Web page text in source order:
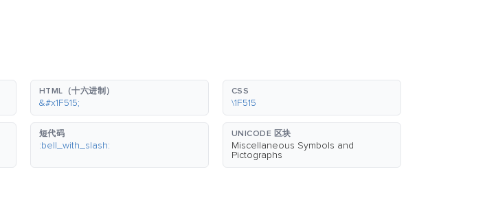
HTML（十六进制）
&#x1F515;
CSS
\1F515
短代码
:bell_with_slash:
UNICODE 区块
Miscellaneous Symbols and
Pictographs